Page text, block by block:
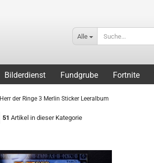
Alle
Bilderdienst Fundgrube Fortnite
Herr der Ringe 3 Merlin Sticker Leeralbum
51 Artikel in dieser Kategorie